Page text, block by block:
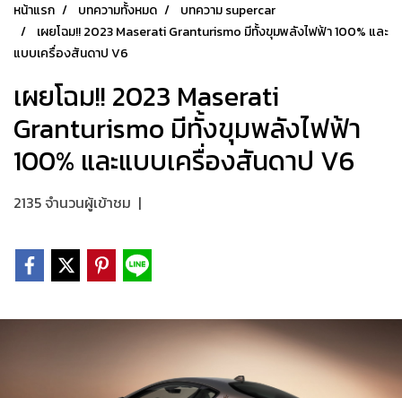
หน้าแรก บทความทั้งหมด
บทความ supercar
เผยโฉม!! 2023 Maserati Granturismo มีทั้งขุมพลังไฟฟ้า 100% และ
แบบเครื่องสันดาป V6
เผยโฉม!! 2023 Maserati
Granturismo มีทั้งขุมพลังไฟฟ้า
100% และแบบเครื่องสันดาป V6
2135 จำนวนผู้เข้าชม |